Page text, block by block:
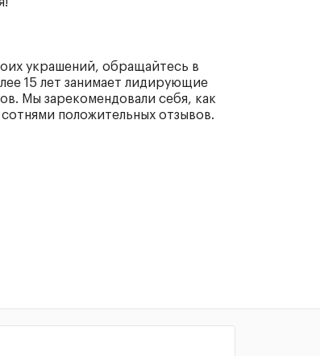
украшений, обращайтесь в
15 лет занимает лидирующие
Мы зарекомендовали себя, как
положительных отзывов.